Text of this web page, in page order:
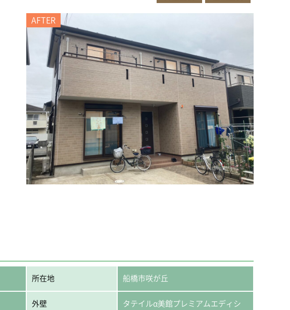
AFTER
所在地 船橋市咲が丘
外壁
タテイルα美館プレミアムエディシ